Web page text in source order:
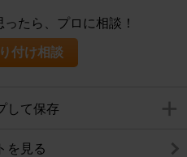
たら、プロに相談！
付け相談
して保存
を見る